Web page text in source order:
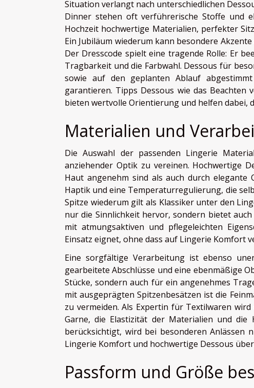
Situation verlangt nach unterschiedlichen
Dinner stehen oft verführerische Stoffe und
Hochzeit hochwertige Materialien, perfekter
Ein Jubiläum wiederum kann besondere
Der Dresscode spielt eine tragende Rolle: Er
Tragbarkeit und die Farbwahl. Dessous für
sowie auf den geplanten Ablauf
garantieren. Tipps Dessous wie das
bieten wertvolle Orientierung und helfen dabei,
Materialien und
Die Auswahl der passenden Lingerie
anziehender Optik zu vereinen. Hochwertige
Haut angenehm sind als auch durch elegante
Haptik und eine Temperaturregulierung, die
Spitze wiederum gilt als Klassiker unter den
nur die Sinnlichkeit hervor, sondern bietet
mit atmungsaktiven und pflegeleichten
Einsatz eignet, ohne dass auf Lingerie Komfort
Eine sorgfältige Verarbeitung ist ebenso
gearbeitete Abschlüsse und eine ebenmäßige
Stücke, sondern auch für ein angenehmes
mit ausgeprägten Spitzenbesätzen ist die
zu vermeiden. Als Expertin für Textilwaren
Garne, die Elastizität der Materialien und die
berücksichtigt, wird bei besonderen Anlässen
Lingerie Komfort und hochwertige Dessous
Passform und Größe